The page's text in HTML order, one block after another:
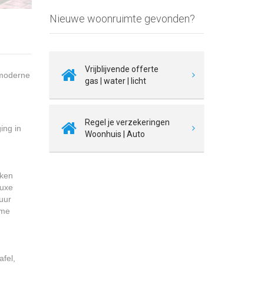
in
Nieuwe woonruimte gevonden?
Vrijblijvende offerte
gas | water | licht
Regel je verzekeringen
Woonhuis | Auto